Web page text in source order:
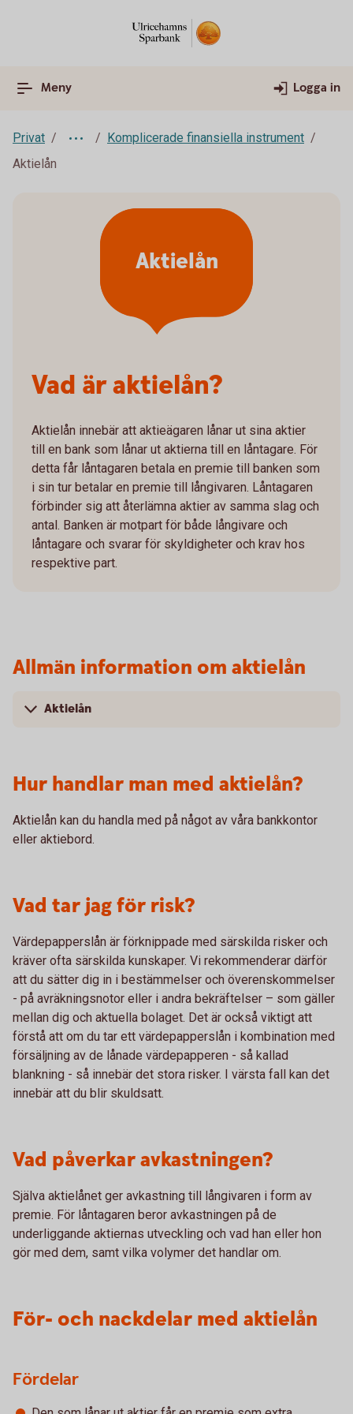
Meny Logga in
Privat
Komplicerade finansiella instrument
Aktielån
Vad är aktielån?
Aktielån innebär att aktieägaren lånar ut sina aktier
till en bank som lånar ut aktierna till en låntagare. För
detta får låntagaren betala en premie till banken som
i sin tur betalar en premie till långivaren. Låntagaren
förbinder sig att återlämna aktier av samma slag och
antal. Banken är motpart för både långivare och
låntagare och svarar för skyldigheter och krav hos
respektive part.
Aktielån
Allmän information om aktielån
Aktielån
Hur handlar man med aktielån?
Aktielån kan du handla med på något av våra bankkontor
eller aktiebord.
Vad tar jag för risk?
Värdepapperslån är förknippade med särskilda risker och
kräver ofta särskilda kunskaper. Vi rekommenderar därför
att du sätter dig in i bestämmelser och överenskommelser
- på avräkningsnotor eller i andra bekräftelser – som gäller
mellan dig och aktuella bolaget. Det är också viktigt att
förstå att om du tar ett värdepapperslån i kombination med
försäljning av de lånade värdepapperen - så kallad
blankning - så innebär det stora risker. I värsta fall kan det
innebär att du blir skuldsatt.
Vad påverkar avkastningen?
Själva aktielånet ger avkastning till långivaren i form av
premie. För låntagaren beror avkastningen på de
underliggande aktiernas utveckling och vad han eller hon
gör med dem, samt vilka volymer det handlar om.
För- och nackdelar med aktielån
Fördelar